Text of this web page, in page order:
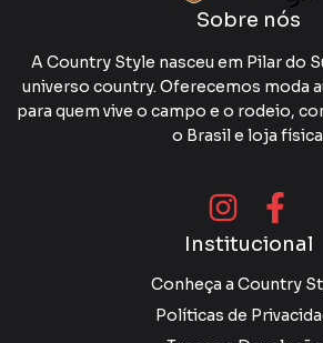
Sobre nós
A Country Style nasceu em Pilar do
universo country. Oferecemos moda
para quem vive o campo e o rodeio,
o Brasil e loja
Institucional
Conheça a Country
Políticas de